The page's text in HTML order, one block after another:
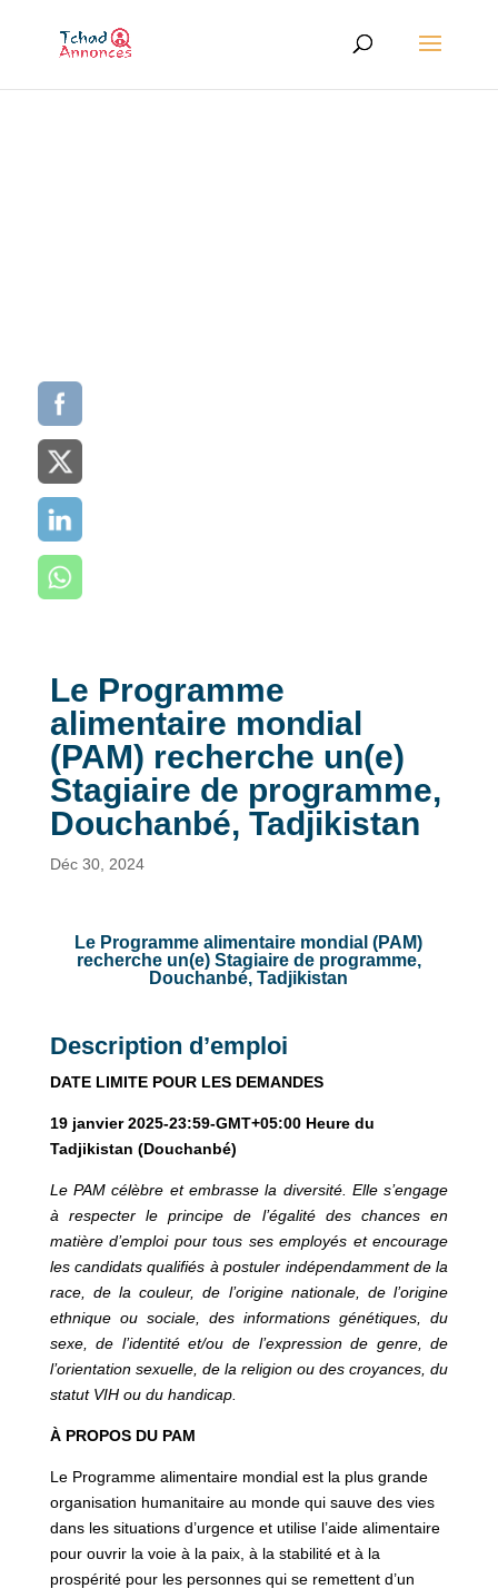
Le Programme
alimentaire mondial
(PAM) recherche un(e)
Stagiaire de programme,
Douchanbé, Tadjikistan
Déc 30, 2024
Le Programme alimentaire mondial (PAM)
recherche un(e) Stagiaire de programme,
Douchanbé, Tadjikistan
Description d’emploi
DATE LIMITE POUR LES DEMANDES
19 janvier 2025-23:59-GMT+05:00 Heure du
Tadjikistan (Douchanbé)
Le PAM célèbre et embrasse la diversité. Elle s’engage
à respecter le principe de l’égalité des chances en
matière d’emploi pour tous ses employés et encourage
les candidats qualifiés à postuler indépendamment de la
race, de la couleur, de l’origine nationale, de l’origine
ethnique ou sociale, des informations génétiques, du
sexe, de l’identité et/ou de l’expression de genre, de
l’orientation sexuelle, de la religion ou des croyances, du
statut VIH ou du handicap.
À PROPOS DU PAM
Le Programme alimentaire mondial est la plus grande
organisation humanitaire au monde qui sauve des vies
dans les situations d’urgence et utilise l’aide alimentaire
pour ouvrir la voie à la paix, à la stabilité et à la
prospérité pour les personnes qui se remettent d’un